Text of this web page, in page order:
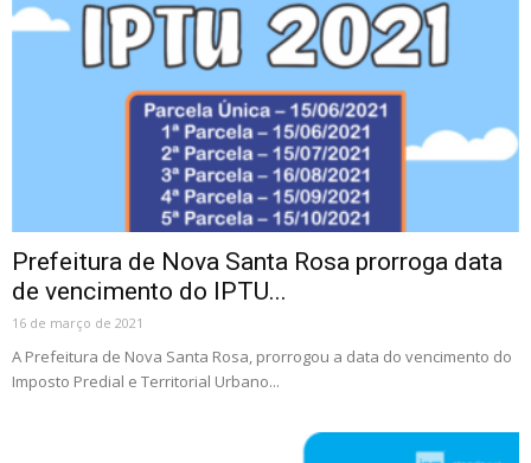
Prefeitura de Nova Santa Rosa prorroga data
de vencimento do IPTU...
16 de março de 2021
A Prefeitura de Nova Santa Rosa, prorrogou a data do vencimento do
Imposto Predial e Territorial Urbano...